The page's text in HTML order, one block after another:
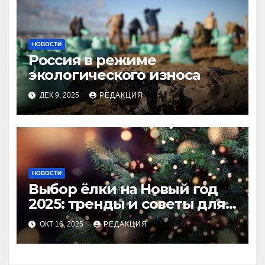
НОВОСТИ
Россия в режиме
экологического износа
ДЕК 9, 2025 РЕДАКЦИЯ
НОВОСТИ
Выбор ёлки на Новый год
2025: тренды и советы для
идеального праздника
ОКТ 16, 2025 РЕДАКЦИЯ